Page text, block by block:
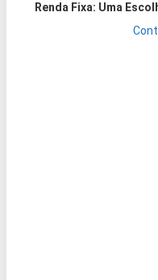
Renda Fixa: Uma